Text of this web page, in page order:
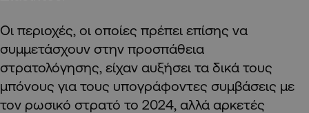
Οι περιοχές, οι οποίες πρέπει επίσης να
συμμετάσχουν στην προσπάθεια
στρατολόγησης, είχαν αυξήσει τα δικά τους
μπόνους για τους υπογράφοντες συμβάσεις με
τον ρωσικό στρατό το 2024, αλλά αρκετές